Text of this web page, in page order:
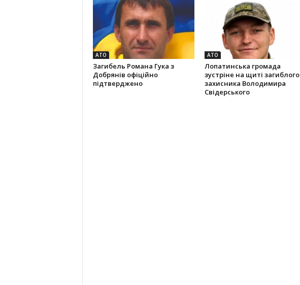
АТО
Загибель Романа Гука з
Добрянів офіційно
підтверджено
АТО
Лопатинська громада
зустріне на щиті загиблого
захисника Володимира
Свідерського